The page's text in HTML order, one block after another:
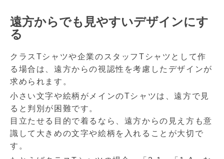
遠方からでも見やすいデザインにす
る
クラスTシャツや企業のスタッフTシャツとして作
る場合は、遠方からの視認性を考慮したデザインが
求められます。
小さい文字や絵柄がメインのTシャツは、遠方で見
ると判別が困難です。
目立たせる目的で着るなら、遠方からの見え方も意
識して大きめの文字や絵柄を入れることが大切で
す。